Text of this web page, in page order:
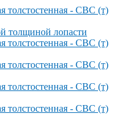
толстостенная - СВС (т)
толщиной лопасти
толстостенная - СВС (т)
толстостенная - СВС (т)
толстостенная - СВС (т)
толстостенная - СВС (т)